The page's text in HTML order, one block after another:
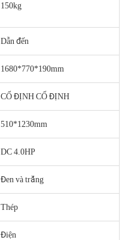
150kg
Dẫn đến
1680*770*190mm
CỐ ĐỊNH CỐ ĐỊNH
510*1230mm
DC 4.0HP
Đen và trắng
Thép
Điện